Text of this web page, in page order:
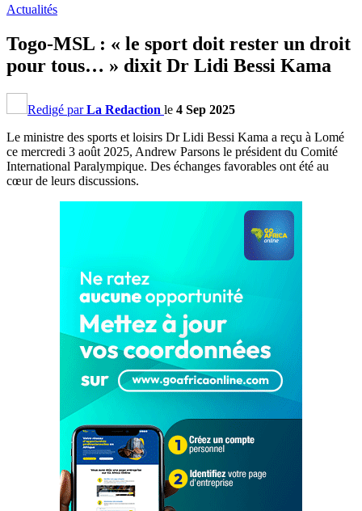
Actualités
Togo-MSL : « le sport doit rester un droit
pour tous… » dixit Dr Lidi Bessi Kama
Redigé parLa Redaction le 4 Sep 2025
Le ministre des sports et loisirs Dr Lidi Bessi Kama a reçu à Lomé
ce mercredi 3 août 2025, Andrew Parsons le président du Comité
International Paralympique. Des échanges favorables ont été au
cœur de leurs discussions.